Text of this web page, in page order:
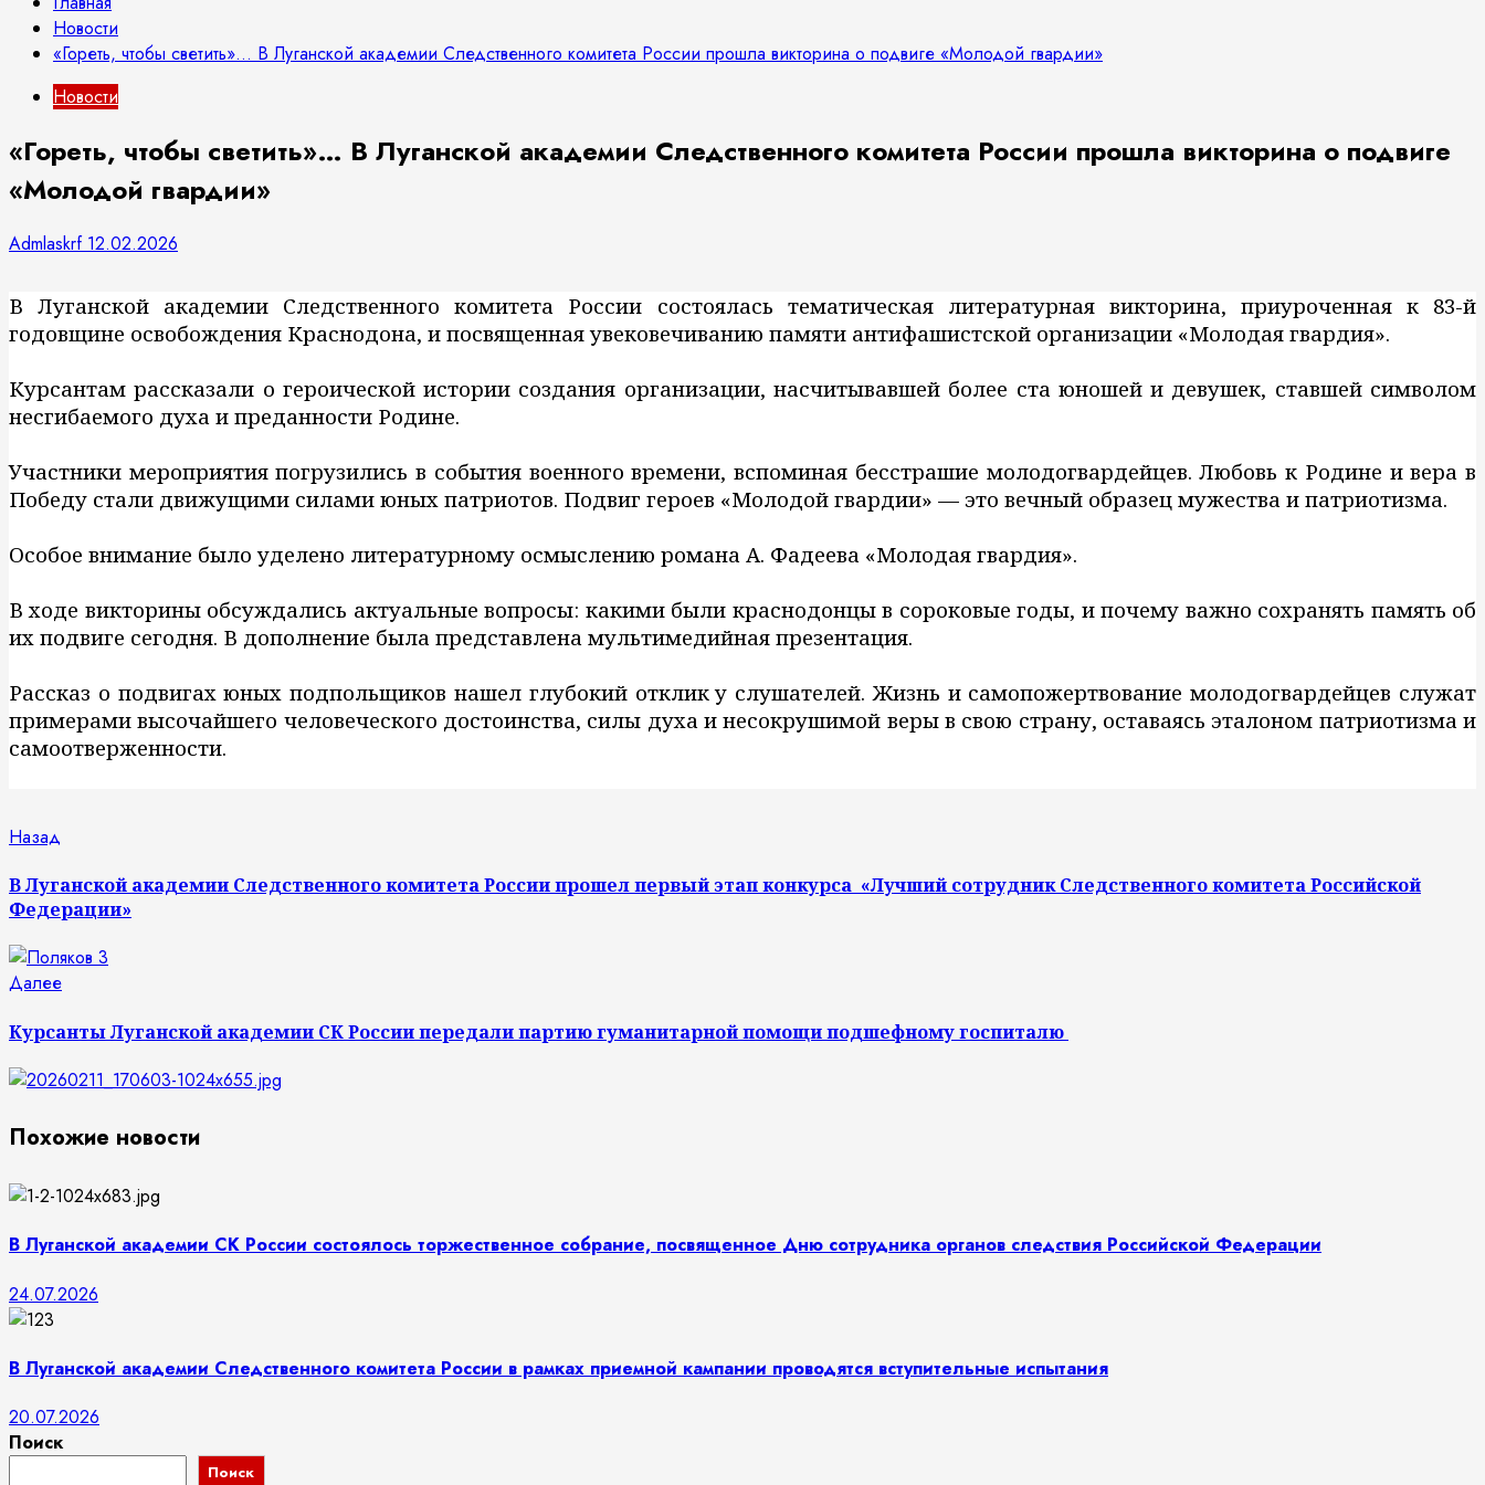
Новости
«Гореть, чтобы светить»… В Луганской академии Следственного комитета России прошла викторина о подвиге «Молодой гвардии»
Новости
«Гореть, чтобы светить»… В Луганской академии Следственного комитета России прошла викторина о подвиге
«Молодой гвардии»
Admlaskrf 12.02.2026
В Луганской академии Следственного комитета России состоялась тематическая литературная викторина, приуроченная к 83-й
годовщине освобождения Краснодона, и посвященная увековечиванию памяти антифашистской организации «Молодая гвардия».
Курсантам рассказали о героической истории создания организации, насчитывавшей более ста юношей и девушек, ставшей символом
несгибаемого духа и преданности Родине.
Участники мероприятия погрузились в события военного времени, вспоминая бесстрашие молодогвардейцев. Любовь к Родине и вера в
Победу стали движущими силами юных патриотов. Подвиг героев «Молодой гвардии» — это вечный образец мужества и патриотизма.
Особое внимание было уделено литературному осмыслению романа А. Фадеева «Молодая гвардия».
В ходе викторины обсуждались актуальные вопросы: какими были краснодонцы в сороковые годы, и почему важно сохранять память об
их подвиге сегодня. В дополнение была представлена мультимедийная презентация.
Рассказ о подвигах юных подпольщиков нашел глубокий отклик у слушателей. Жизнь и самопожертвование молодогвардейцев служат
примерами высочайшего человеческого достоинства, силы духа и несокрушимой веры в свою страну, оставаясь эталоном патриотизма и
самоотверженности.
Продолжить
чтение
Назад
В Луганской академии Следственного комитета России прошел первый этап конкурса «Лучший сотрудник Следственного комитета Российской
Федерации»
ДалееСледующая
Курсанты Луганской академии СК России передали партию гуманитарной помощи подшефному госпиталю ​
Похожие новости
В Луганской академии СК России состоялось торжественное собрание, посвященное Дню сотрудника органов следствия Российской Федерации
24.07.2026
В Луганской академии Следственного комитета России в рамках приемной кампании проводятся вступительные испытания
20.07.2026
Поиск
Поиск